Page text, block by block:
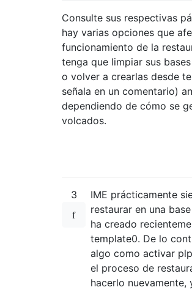
Consulte sus respectivas
hay varias opciones que
funcionamiento de la
tenga que limpiar sus
o volver a crearlas desde
señala en un comentario)
dependiendo de cómo se
volcados.
3
IME prácticamente
restaurar en una
ha creado
template0. De lo
algo como activar
el proceso de
hacerlo nuevamente,